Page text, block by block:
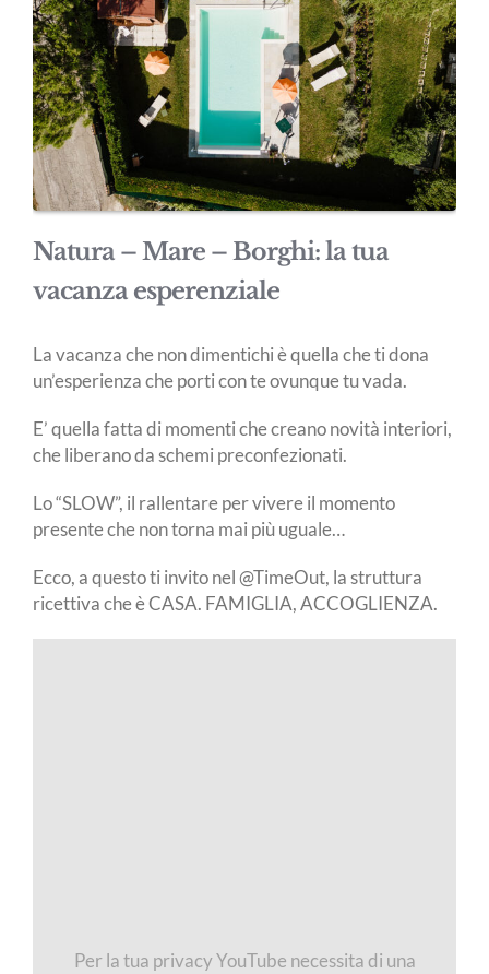
Natura – Mare – Borghi: la tua
vacanza esperenziale
La vacanza che non dimentichi è quella che ti dona
un’esperienza che porti con te ovunque tu vada.
E’ quella fatta di momenti che creano novità interiori,
che liberano da schemi preconfezionati.
Lo “SLOW”, il rallentare per vivere il momento
presente che non torna mai più uguale…
Ecco, a questo ti invito nel @TimeOut, la struttura
ricettiva che è CASA. FAMIGLIA, ACCOGLIENZA.
Per la tua privacy YouTube necessita di una